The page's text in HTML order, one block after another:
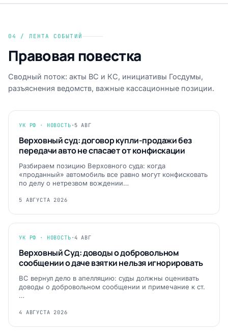
04 / ЛЕНТА СОБЫТИЙ
Правовая повестка
Сводный поток: акты ВС и КС, инициативы Госдумы,
разъяснения ведомств, важные кассационные позиции.
УК РФ · НОВОСТЬ · 5 АВГ
Верховный суд: договор купли-продажи без
передачи авто не спасает от конфискации
Разбираем позицию Верховного суда: когда
«проданный» автомобиль все равно могут конфисковать
по делу о нетрезвом вождении…
5 АВГУСТА 2026
УК РФ · НОВОСТЬ ·4 АВГ
Верховный Суд: доводы о добровольном
сообщении о даче взятки нельзя игнорировать
ВС вернул дело в апелляцию: суды должны оценивать
доводы о добровольном сообщении и примечание к ст.
…
4 АВГУСТА 2026